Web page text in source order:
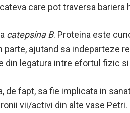
care pot traversa bariera
catepsina B. Proteina este
ajutand sa indeparteze
legatura intre efortul fizic
de fapt, sa fie implicata in
vii/activi din alte vase